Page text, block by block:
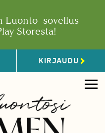
Luonto -sovellus
Storesta!
KIRJAUDU